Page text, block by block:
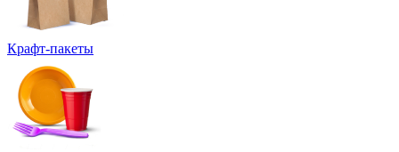
Крафт-пакеты